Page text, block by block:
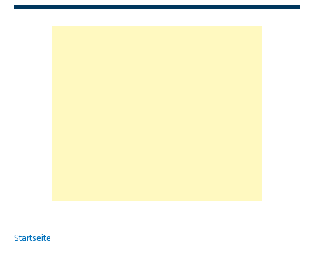
Startseite